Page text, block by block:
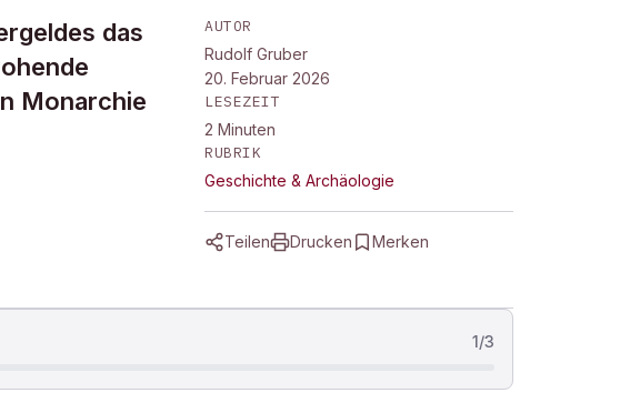
das
Monarchie
AUTOR
Rudolf Gruber
20. Februar 2026
LESEZEIT
2 Minuten
RUBRIK
Geschichte & Archäologie
Teilen Drucken Merken
1/3